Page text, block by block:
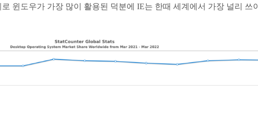
윈도우가 가장 많이 활용된 덕분에 IE는 한때 세계에서 가장 널리 쓰이